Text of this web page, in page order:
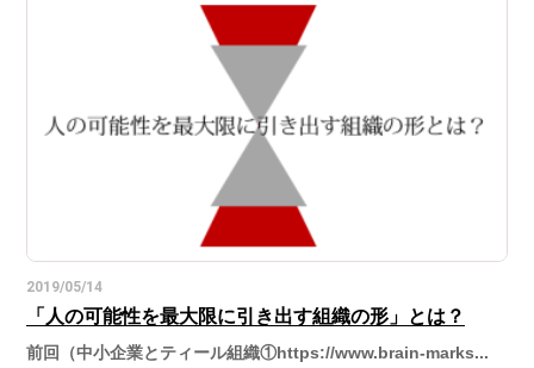
2019/05/14
「人の可能性を最大限に引き出す組織の形」とは？
前回（中小企業とティール組織①https://www.brain-marks...